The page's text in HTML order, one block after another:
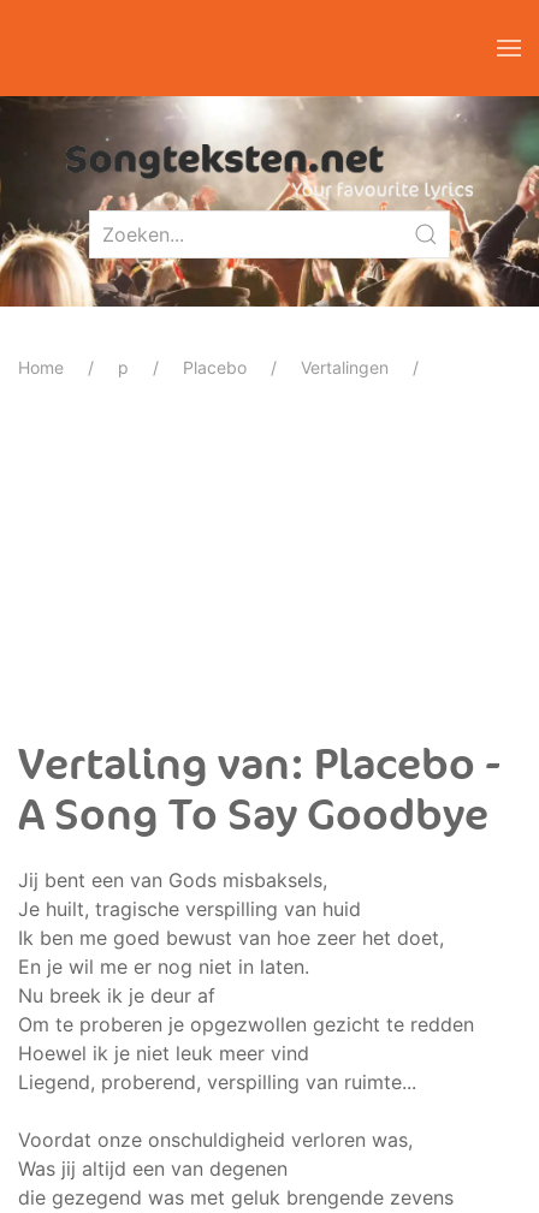
Home p Placebo Vertalingen
Vertaling van: Placebo -
A Song To Say Goodbye
Jij bent een van Gods misbaksels,
Je huilt, tragische verspilling van huid
Ik ben me goed bewust van hoe zeer het doet,
En je wil me er nog niet in laten.
Nu breek ik je deur af
Om te proberen je opgezwollen gezicht te redden
Hoewel ik je niet leuk meer vind
Liegend, proberend, verspilling van ruimte...
Voordat onze onschuldigheid verloren was,
Was jij altijd een van degenen
die gezegend was met geluk brengende zevens